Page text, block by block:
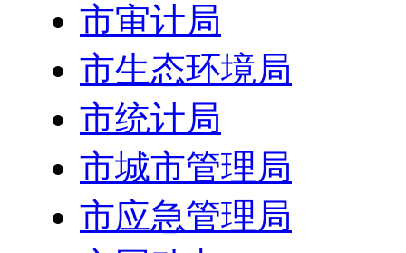
市审计局
市生态环境局
市统计局
市城市管理局
市应急管理局